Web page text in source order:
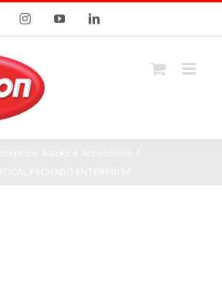
FacebookInstagramYouTubeLinkedIn